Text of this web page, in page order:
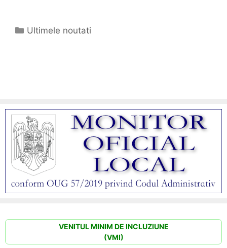
Categorii
Ultimele noutati
VENITUL MINIM DE INCLUZIUNE
(VMI)